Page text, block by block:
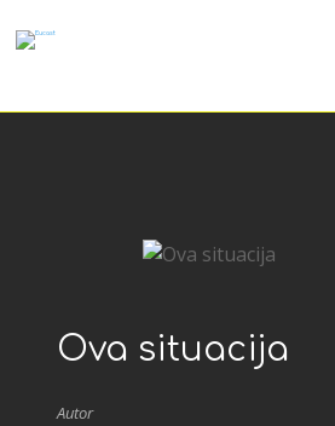
Ova situacija
Autor